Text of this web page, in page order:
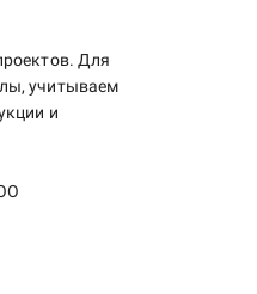
Для
учитываем
и